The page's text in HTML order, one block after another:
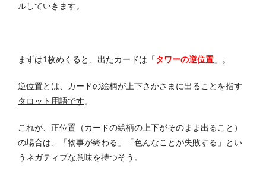
ルしていきます。
まずは1枚めくると、出たカードは「タワーの逆位置 」。
逆位置とは、 カードの絵柄が上下さかさまに出ることを指す
タロット用語です。
これが、正位置（カードの絵柄の上下がそのまま出ること）
の場合は、「物事が終わる」「色んなことが失敗する」とい
うネガティブな意味を持つそう。